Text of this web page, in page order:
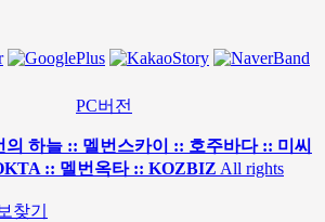
PC버전
하늘 :: 멜번스카이 :: 호주바다 :: 미씨
:: 멜번옥타 :: KOZBIZ All rights
찾기